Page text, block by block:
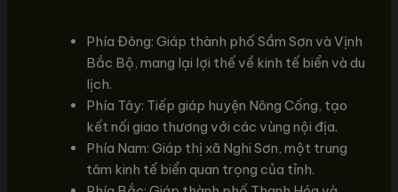
Phía Đông: Giáp thành phố Sầm Sơn và Vịnh
Bắc Bộ, mang lại lợi thế về kinh tế biển và du
lịch.
Phía Tây: Tiếp giáp huyện Nông Cống, tạo
kết nối giao thương với các vùng nội địa.
Phía Nam: Giáp thị xã Nghi Sơn, một trung
tâm kinh tế biển quan trọng của tỉnh.